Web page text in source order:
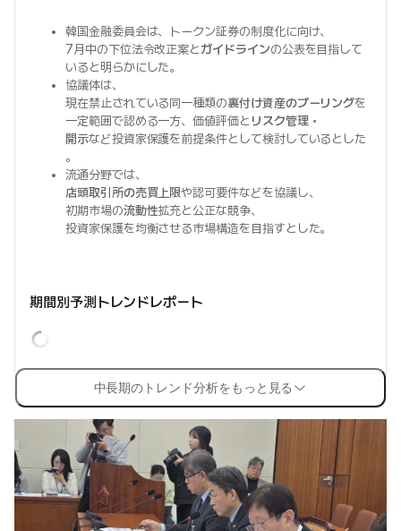
韓国金融委員会は、トークン証券の制度化に向け、
7月中の下位法令改正案とガイドラインの公表を目指して
いると明らかにした。
協議体は、
現在禁止されている同一種類の裏付け資産のプーリングを
一定範囲で認める一方、価値評価と リスク管理・
開示など投資家保護を前提条件として検討しているとした
。
流通分野では、
店頭取引所の売買上限や認可要件などを協議し、
初期市場の流動性拡充と公正な競争、
投資家保護を均衡させる市場構造を目指すとした。
期間別予測トレンドレポート
中長期のトレンド分析をもっと見る